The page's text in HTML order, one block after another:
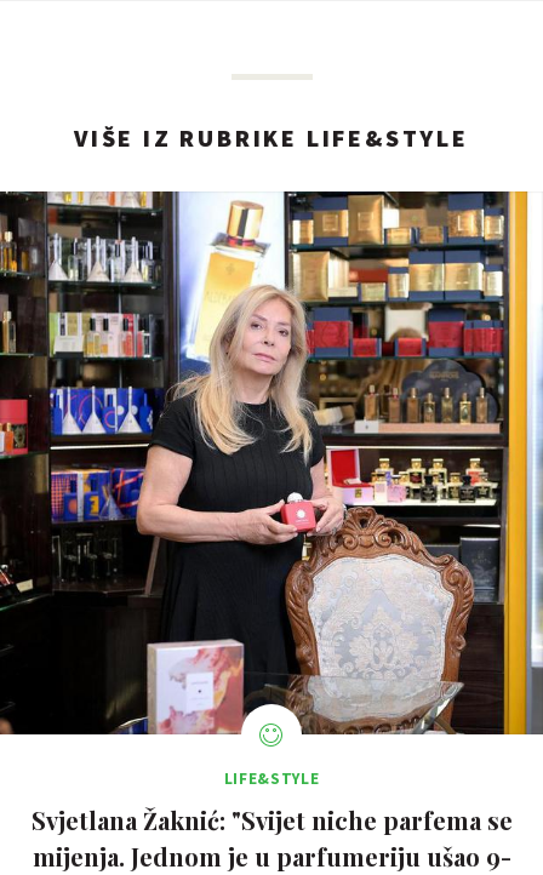
VIŠE IZ RUBRIKE LIFE&STYLE
LIFE&STYLE
Svjetlana Žaknić: "Svijet niche parfema se
mijenja. Jednom je u parfumeriju ušao 9-